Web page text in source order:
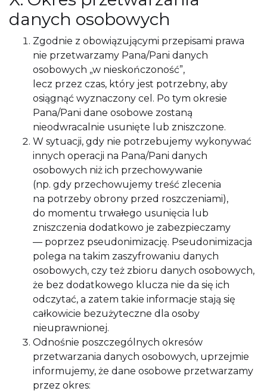
danych osobowych
Zgodnie z obowiązującymi przepisami prawa
nie przetwarzamy Pana/Pani danych
osobowych „w nieskończoność”,
lecz przez czas, który jest potrzebny, aby
osiągnąć wyznaczony cel. Po tym okresie
Pana/Pani dane osobowe zostaną
nieodwracalnie usunięte lub zniszczone.
W sytuacji, gdy nie potrzebujemy wykonywać
innych operacji na Pana/Pani danych
osobowych niż ich przechowywanie
(np. gdy przechowujemy treść zlecenia
na potrzeby obrony przed roszczeniami),
do momentu trwałego usunięcia lub
zniszczenia dodatkowo je zabezpieczamy
— poprzez pseudonimizację. Pseudonimizacja
polega na takim zaszyfrowaniu danych
osobowych, czy też zbioru danych osobowych,
że bez dodatkowego klucza nie da się ich
odczytać, a zatem takie informacje stają się
całkowicie bezużyteczne dla osoby
nieuprawnionej.
Odnośnie poszczególnych okresów
przetwarzania danych osobowych, uprzejmie
informujemy, że dane osobowe przetwarzamy
przez okres: